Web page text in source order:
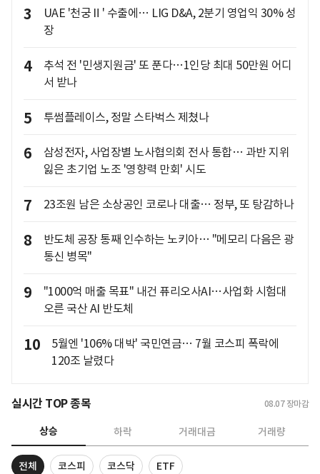
3
UAE '천궁Ⅱ' 수출에… LIG D&A, 2분기 영업익 30% 성
장
4
추석 전 '민생지원금' 또 푼다…1인당 최대 50만원 어디
서 받나
5 투썸플레이스, 정말 스타벅스 제쳤나
6
삼성전자, 사업장별 노사협의회 전사 통합… 과반 지위
잃은 초기업 노조 '영향력 만회' 시도
7 23조원 남은 소상공인 코로나 대출… 정부, 또 탕감하나
8
반도체 공장 통째 인수하는 노키아… "메모리 다음은 광
통신 병목"
9
"1000억 매출 목표" 내건 퓨리오사AI…사업화 시험대
오른 국산 AI 반도체
10
5월엔 '106% 대박' 국민연금… 7월 코스피 폭락에
120조 날렸다
실시간 TOP 종목 08.07 장마감
상승 하락 거래대금 거래량
전체 코스피 코스닥 ETF